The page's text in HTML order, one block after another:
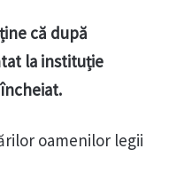
că după
la instituție
oamenilor legii